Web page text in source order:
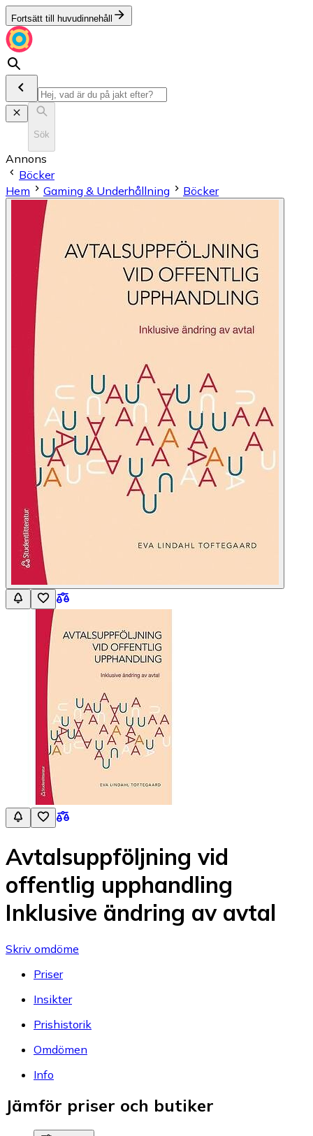
Fortsätt till huvudinnehåll
Sök
Annons
Böcker
Hem
Gaming & Underhållning Böcker
Avtalsuppföljning vid
offentlig upphandling
Inklusive ändring av avtal
Skriv omdöme
Priser
Insikter
Prishistorik
Omdömen
Info
Jämför priser och butiker